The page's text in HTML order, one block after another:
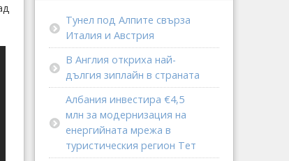
Тунел под Алпите свърза
Италия и Австрия
В Англия откриха най-
дългия зиплайн в страната
Албания инвестира €4,5
млн за модернизация на
енергийната мрежа в
туристическия регион Тет